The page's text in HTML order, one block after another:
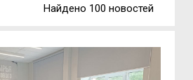
Найдено 100 новостей